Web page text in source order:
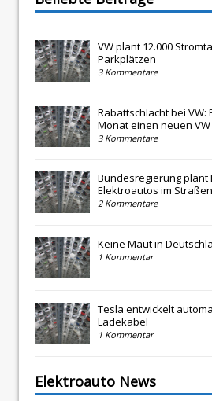
VW plant 12.000
Parkplätzen
3 Kommentare
Rabattschlacht bei VW:
Monat einen neuen
3 Kommentare
Bundesregierung plant
Elektroautos im
2 Kommentare
Keine Maut in
1 Kommentar
Tesla entwickelt
Ladekabel
1 Kommentar
Elektroauto News